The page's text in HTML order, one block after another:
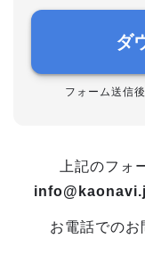
ダ
フォーム送信
上記のフォ
お電話でのお